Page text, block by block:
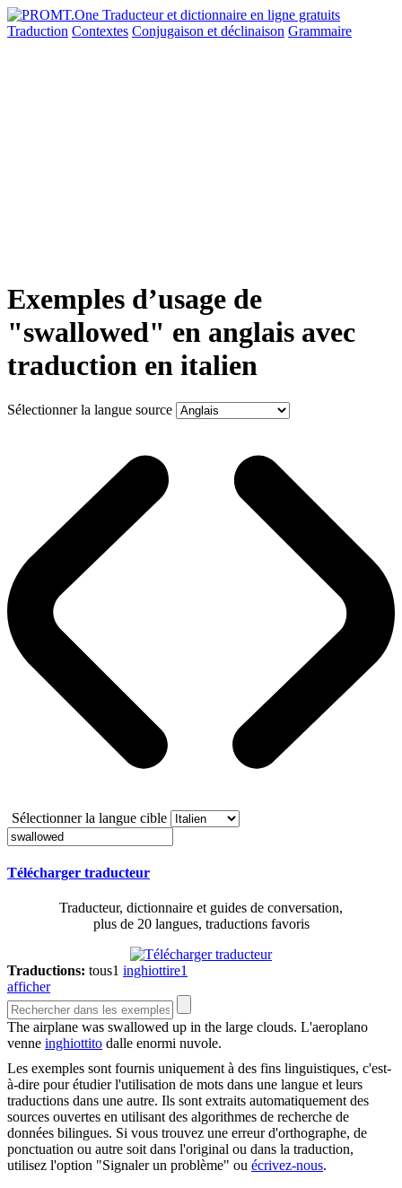
Traduction Contextes Conjugaison et déclinaison Grammaire
Exemples d’usage de
"swallowed" en anglais avec
traduction en italien
Sélectionner la langue source
Sélectionner la langue cible
Télécharger traducteur
Traducteur, dictionnaire et guides de conversation,
plus de 20 langues, traductions favoris
Traductions: tous1 inghiottire1
afficher
The airplane was swallowed up in the large clouds. L'aeroplano
venne inghiottito dalle enormi nuvole.
Les exemples sont fournis uniquement à des fins linguistiques, c'est-
à-dire pour étudier l'utilisation de mots dans une langue et leurs
traductions dans une autre. Ils sont extraits automatiquement des
sources ouvertes en utilisant des algorithmes de recherche de
données bilingues. Si vous trouvez une erreur d'orthographe, de
ponctuation ou autre soit dans l'original ou dans la traduction,
utilisez l'option "Signaler un problème" ou écrivez-nous.